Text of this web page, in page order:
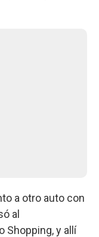
a otro auto con
al
Shopping, y allí